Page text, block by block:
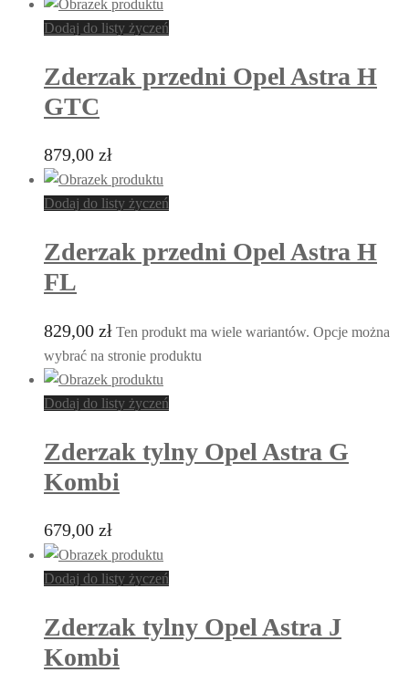
Dodaj do listy życzeń
Zderzak przedni Opel Astra H
GTC
879,00 zł
Dodaj do listy życzeń
Zderzak przedni Opel Astra H
FL
829,00 zł Ten produkt ma wiele wariantów. Opcje można
wybrać na stronie produktu
Dodaj do listy życzeń
Zderzak tylny Opel Astra G
Kombi
679,00 zł
Dodaj do listy życzeń
Zderzak tylny Opel Astra J
Kombi